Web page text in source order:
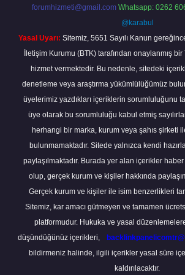
forumhizmeti@gmail.com Whatsapp: 0262
@karabul
Yasal Uyarı: Sitemiz, 5651 Sayılı Kanun
İletişim Kurumu (BTK) tarafından onaylanmış bir
hizmet vermektedir. Bu nedenle, sitedeki
denetleme veya araştırma yükümlülüğümüz
üyelerimiz yazdıkları içeriklerin sorumluluğunu
üye olarak bu sorumluluğu kabul etmiş
herhangi bir marka, kurum veya şahıs şirketi
bulunmamaktadır. Sitede yalnızca kendi
paylaşılmaktadır. Burada yer alan içerikler
olup, gerçek kurum ve kişiler hakkında
Gerçek kurum ve kişiler ile isim benzerlikleri
Sitemiz, kar amacı gütmeyen ve tamamen
platformudur. Hukuka ve yasal
düşündüğünüz içerikleri,
bildirmeniz halinde, ilgili içerikler yasal süre
kaldırılacaktır.